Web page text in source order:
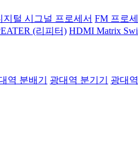
지털 시그널 프로세서 FM 프로
(리피터) HDMI Matrix
역 분배기 광대역 분기기
광대